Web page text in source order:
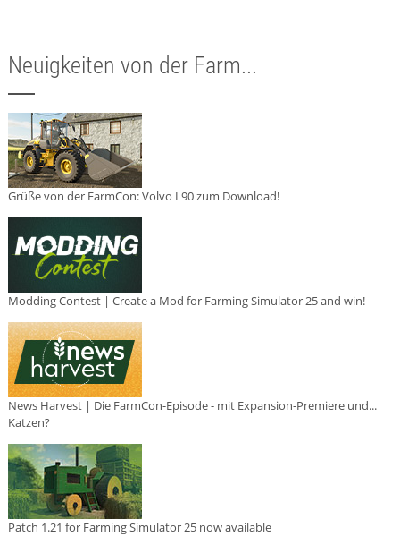
Neuigkeiten von der Farm...
Grüße von der FarmCon: Volvo L90 zum Download!
Modding Contest | Create a Mod for Farming Simulator 25 and win!
News Harvest | Die FarmCon-Episode - mit Expansion-Premiere und...
Katzen?
Patch 1.21 for Farming Simulator 25 now available